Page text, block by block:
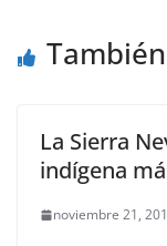
La Sierra
indígena
noviembre 21,